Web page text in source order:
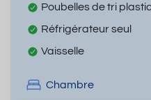
Poubelles de tri
Réfrigérateur seul
Vaisselle
Chambre